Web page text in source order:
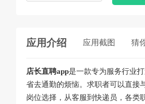
应用介绍 应用截图 猜
店长直聘app是一款专为服务行业
省去通勤的烦恼。求职者可以直接
岗位选择，从客服到快递员，各类